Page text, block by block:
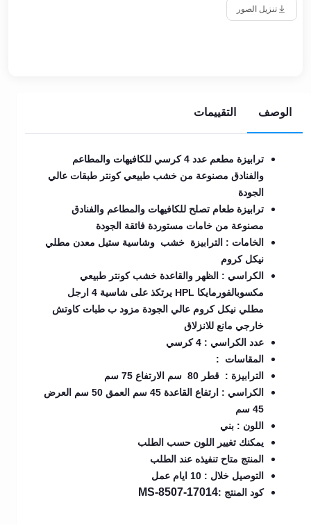
تنزيل الصور
الوصف التقييمات
ترابيزة مطعم عدد 4 كرسي للكافيهات والمطاعم
والفنادق مصنوعة من خشب طبيعي كونتر طبقات عالي
الجودة
ترابيزة طعام تصلح للكافيهات والمطاعم والفنادق
مصنوعة من خامات مستوردة فائقة الجودة
الخامات : الترابيزة خشب وشاسية ستيل معدن مطلي
نيكل كروم
الكراسي : الظهر والقاعدة خشب كونتر طبيعي
مكسوبالفورمايكا HPL يرتكذ على شاسية 4 ارجل
مطلي نيكل كروم عالي الجودة مزود ب طبات كاوتش
خارجي مانع للانزلاق
عدد الكراسي : 4 كرسي
المقاسات :
الترابيزة : قطر 80 سم الارتفاع 75 سم
الكراسي : ارتفاع القاعدة 45 سم العمق 50 سم العرض
45 سم
اللون : بني
يمكنك تغيير اللون حسب الطلب
المنتج متاح تنفيذه عند الطلب
التوصيل خلال : 10 ايام عمل
كود المنتج :MS-8507-17014